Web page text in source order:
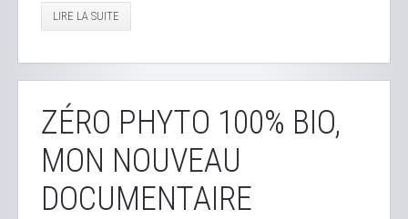
LIRE LA SUITE
ZÉRO PHYTO 100% BIO,
MON NOUVEAU
DOCUMENTAIRE